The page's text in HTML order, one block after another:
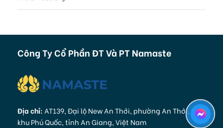
Công Ty Cổ Phần ĐT Và PT Namaste
Địa chỉ: AT139, Đại lộ New An Thới, phường An Thới, Đặc
khu Phú Quốc, tỉnh An Giang, Việt Nam